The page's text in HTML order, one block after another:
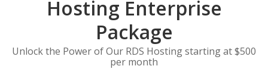
Hosting Enterprise
Package
Unlock the Power of Our RDS Hosting starting at $500
per month